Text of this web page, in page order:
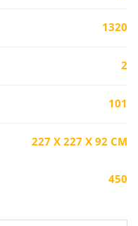
1320
2
101
227 X 227 X 92 CM
450